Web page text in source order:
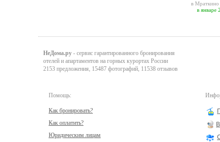
в Мраткино
в январе
НеДома.ру - сервис гарантированного бронирования
отелей и апартаментов на горных курортах России
2153 предложения, 15487 фотографий, 11538 отзывов
Помощь:
Как бронировать?
Как оплатить?
Юридическим лицам